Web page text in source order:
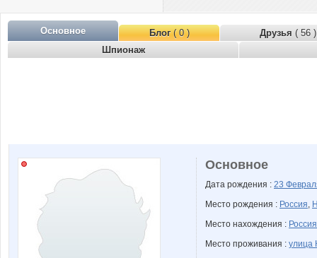
Основное Блог( 0 ) Друзья ( 56 )
Шпионаж
Основное
Дата рождения : 23
Место рождения : Россия,
Место нахождения : Россия
Место проживания : улица